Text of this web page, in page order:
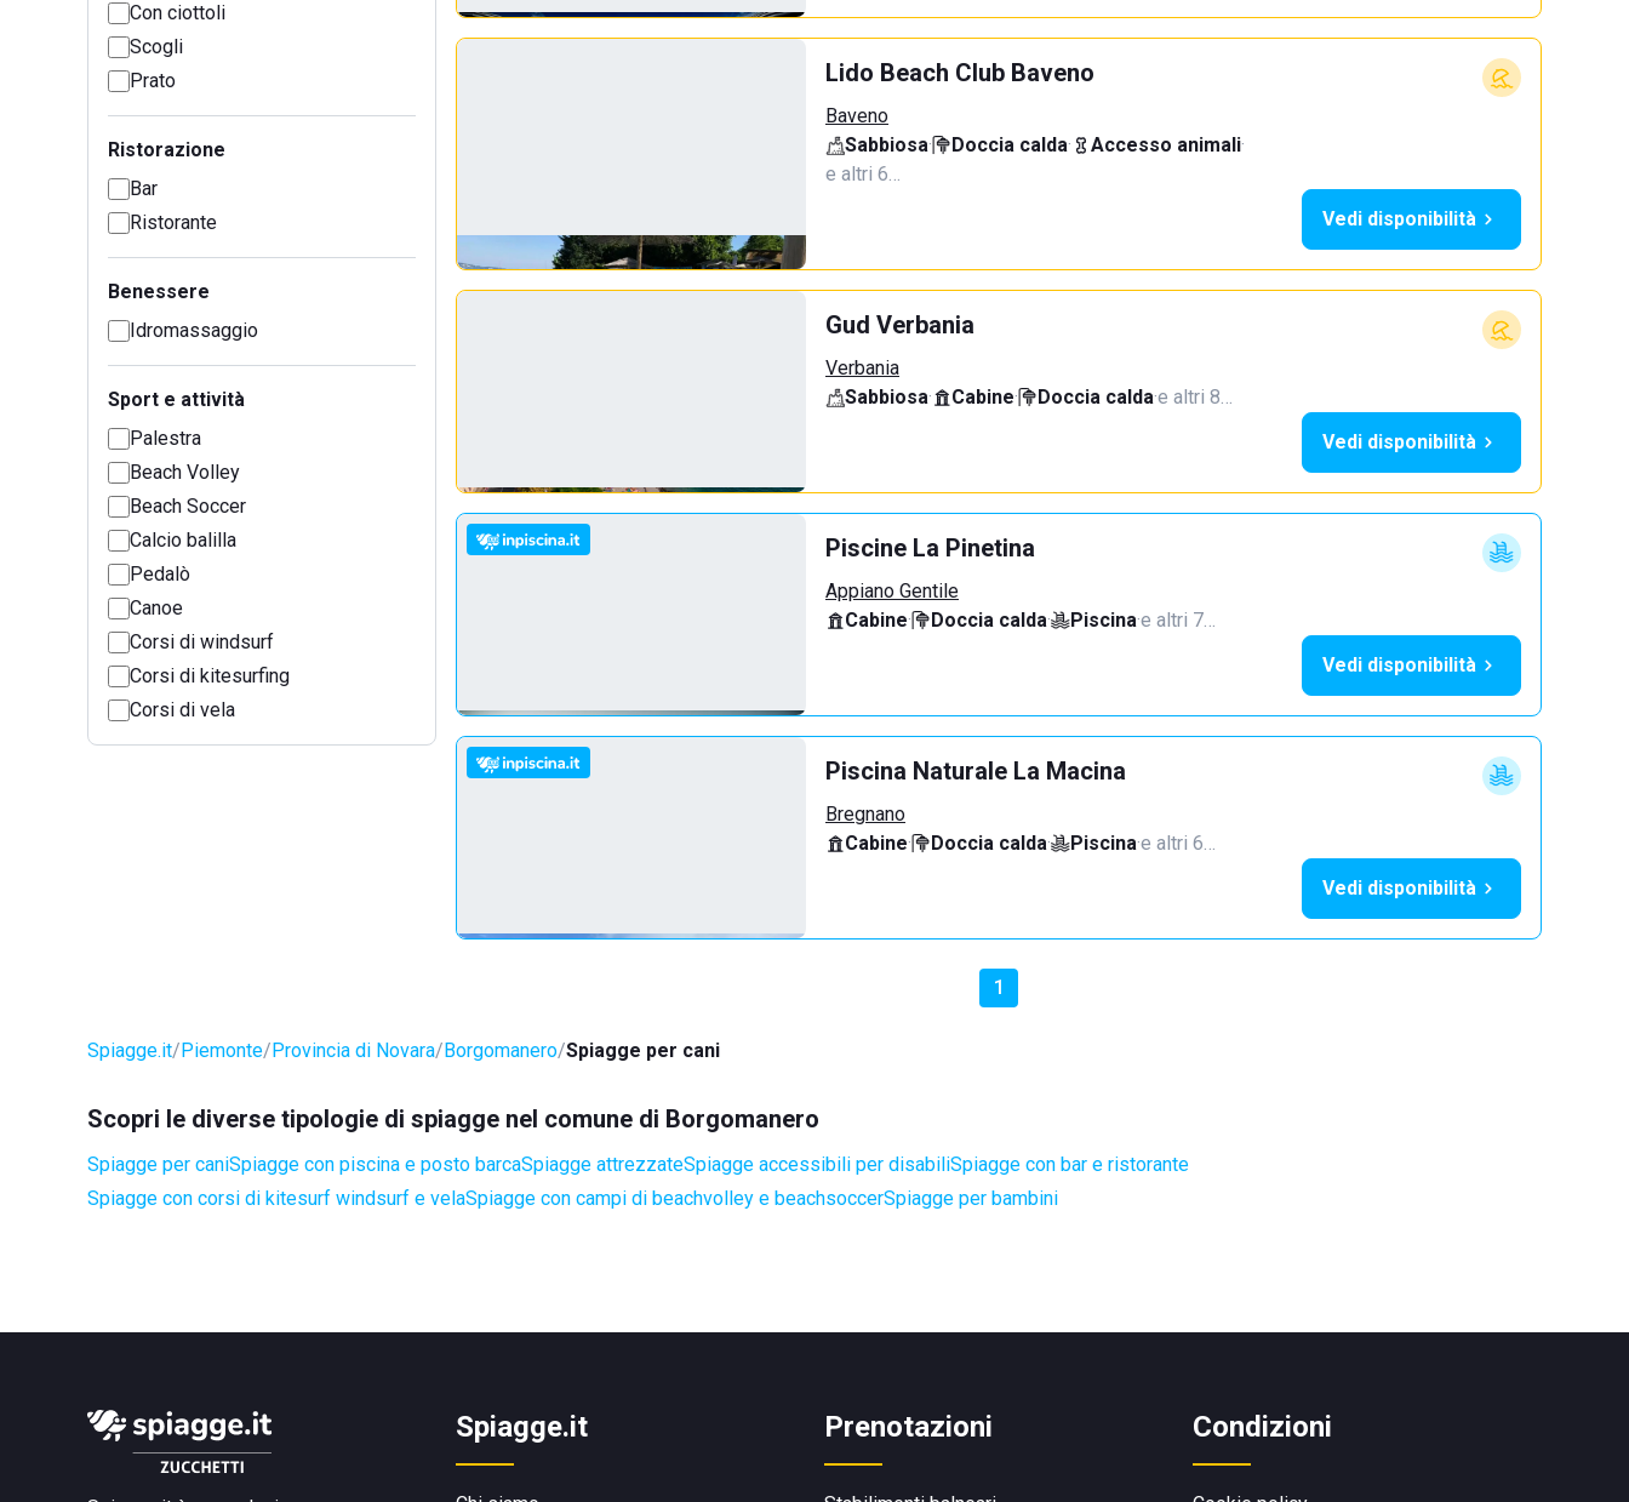
Con ciottoli
Scogli
Prato
Ristorazione
Bar
Ristorante
Benessere
Idromassaggio
Sport e attività
Palestra
Beach Volley
Beach Soccer
Calcio balilla
Pedalò
Canoe
Corsi di windsurf
Corsi di kitesurfing
Corsi di vela
Lido Beach Club Baveno
Baveno
Sabbiosa· Doccia calda· Accesso animali·
e altri 6…
Vedi disponibilità
Gud Verbania
Verbania
Sabbiosa· Cabine· Doccia calda·e altri 8…
Vedi disponibilità
Piscine La Pinetina
Appiano Gentile
Cabine· Doccia calda· Piscina·e altri 7…
Vedi disponibilità
Piscina Naturale La Macina
Bregnano
Cabine· Doccia calda· Piscina·e altri 6…
Vedi disponibilità
1
Spiagge.it Piemonte Provincia di Novara Borgomanero Spiagge per cani
Scopri le diverse tipologie di spiagge nel comune di Borgomanero
Spiagge per caniSpiagge con piscina e posto barcaSpiagge attrezzateSpiagge accessibili per disabiliSpiagge con bar e ristorante
Spiagge con corsi di kitesurf windsurf e velaSpiagge con campi di beachvolley e beachsoccerSpiagge per bambini
Spiagge.it Prenotazioni Condizioni